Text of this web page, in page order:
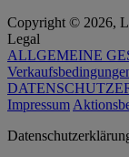
Copyright © 2026,
Legal
ALLGEMEINE
Impressum